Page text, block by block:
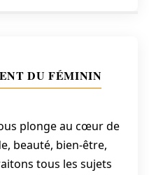
DU FÉMININ
plonge au cœur de
beauté, bien-être,
tous les sujets